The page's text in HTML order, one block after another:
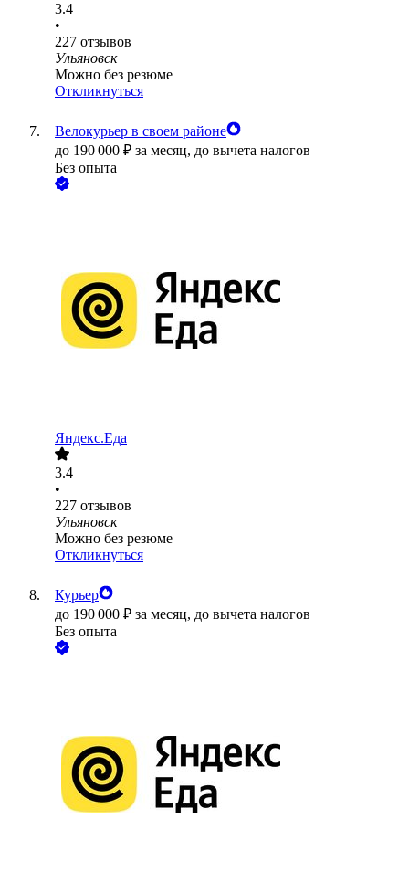
3.4
•
227 отзывов
Ульяновск
Можно без резюме
Откликнуться
Велокурьер в своем районе
до 190 000 ₽ за месяц, до вычета налогов
Без опыта
Яндекс.Еда
3.4
•
227 отзывов
Ульяновск
Можно без резюме
Откликнуться
Курьер
до 190 000 ₽ за месяц, до вычета налогов
Без опыта